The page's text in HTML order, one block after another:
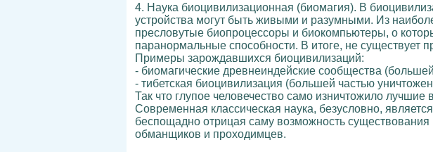
4. Наука биоцивилизационная (биомагия). В
устройства могут быть живыми и разумными. Из
пресловутые биопроцессоры и биокомпьютеры, о
паранормальные способности. В итоге, не существует
Примеры зарождавшихся биоцивилизаций:
- биомагические древнеиндейские сообщества
- тибетская биоцивилизация (большей частью
Так что глупое человечество само изничтожило
Современная классическая наука, безусловно,
беспощадно отрицая саму возможность
обманщиков и проходимцев.